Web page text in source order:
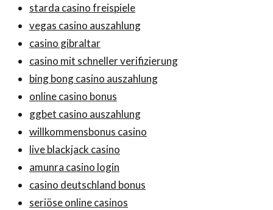
starda casino freispiele
vegas casino auszahlung
casino gibraltar
casino mit schneller verifizierung
bing bong casino auszahlung
online casino bonus
ggbet casino auszahlung
willkommensbonus casino
live blackjack casino
amunra casino login
casino deutschland bonus
seriöse online casinos